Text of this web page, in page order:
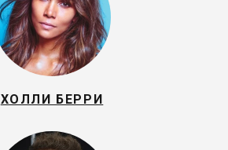
ХОЛЛИ БЕРРИ